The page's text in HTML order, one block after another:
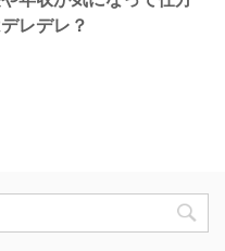
レデレ？